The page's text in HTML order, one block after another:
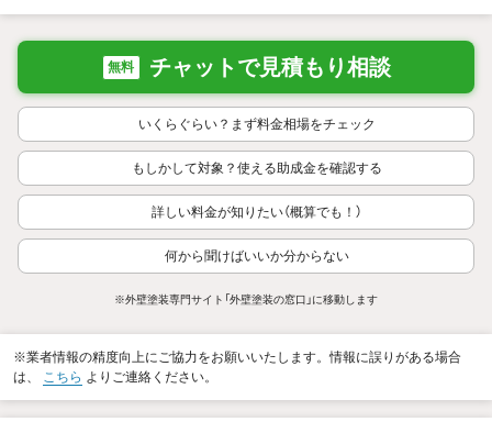
無料 チャットで見積もり相談
いくらぐらい？まず料金相場をチェック
もしかして対象？使える助成金を確認する
詳しい料金が知りたい（概算でも！）
何から聞けばいいか分からない
※外壁塗装専門サイト「外壁塗装の窓口」に移動します
※業者情報の精度向上にご協力をお願いいたします。情報に誤りがある場合
は、 こちら よりご連絡ください。